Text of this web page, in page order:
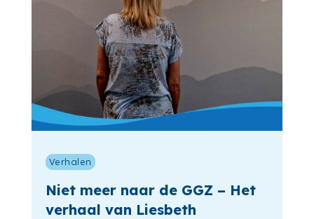
Verhalen
Niet meer naar de GGZ – Het
verhaal van Liesbeth